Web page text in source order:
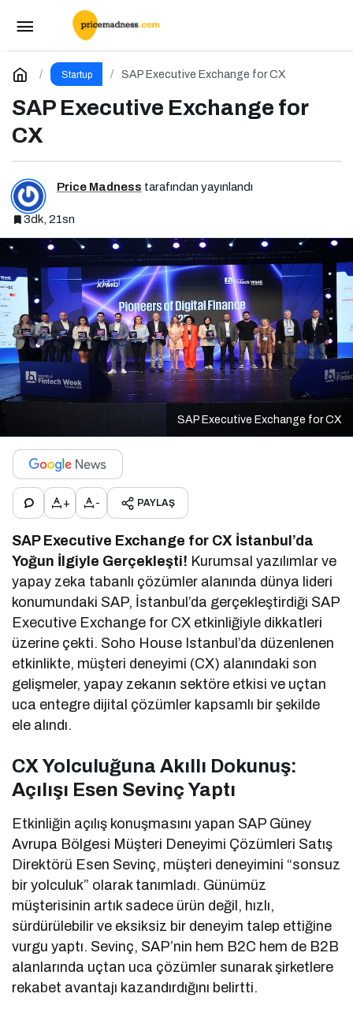
Startup SAP Executive Exchange for CX
SAP Executive Exchange for
CX
Price Madness tarafından yayınlandı
3dk, 21sn
SAP Executive Exchange for CX
+ - PAYLAŞ
SAP Executive Exchange for CX İstanbul’da
Yoğun İlgiyle Gerçekleşti! Kurumsal yazılımlar ve
yapay zeka tabanlı çözümler alanında dünya lideri
konumundaki SAP, İstanbul’da gerçekleştirdiği SAP
Executive Exchange for CX etkinliğiyle dikkatleri
üzerine çekti. Soho House Istanbul’da düzenlenen
etkinlikte, müşteri deneyimi (CX) alanındaki son
gelişmeler, yapay zekanın sektöre etkisi ve uçtan
uca entegre dijital çözümler kapsamlı bir şekilde
ele alındı.
CX Yolculuğuna Akıllı Dokunuş:
Açılışı Esen Sevinç Yaptı
Etkinliğin açılış konuşmasını yapan SAP Güney
Avrupa Bölgesi Müşteri Deneyimi Çözümleri Satış
Direktörü Esen Sevinç, müşteri deneyimini “sonsuz
bir yolculuk” olarak tanımladı. Günümüz
müşterisinin artık sadece ürün değil, hızlı,
sürdürülebilir ve eksiksiz bir deneyim talep ettiğine
vurgu yaptı. Sevinç, SAP’nin hem B2C hem de B2B
alanlarında uçtan uca çözümler sunarak şirketlere
rekabet avantajı kazandırdığını belirtti.
Kavrama Dair İlk Kitap: Dijital Markalaşma
Yorum Yap